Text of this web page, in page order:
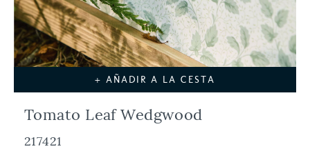
+ AÑADIR A LA CESTA
Tomato Leaf Wedgwood
217421